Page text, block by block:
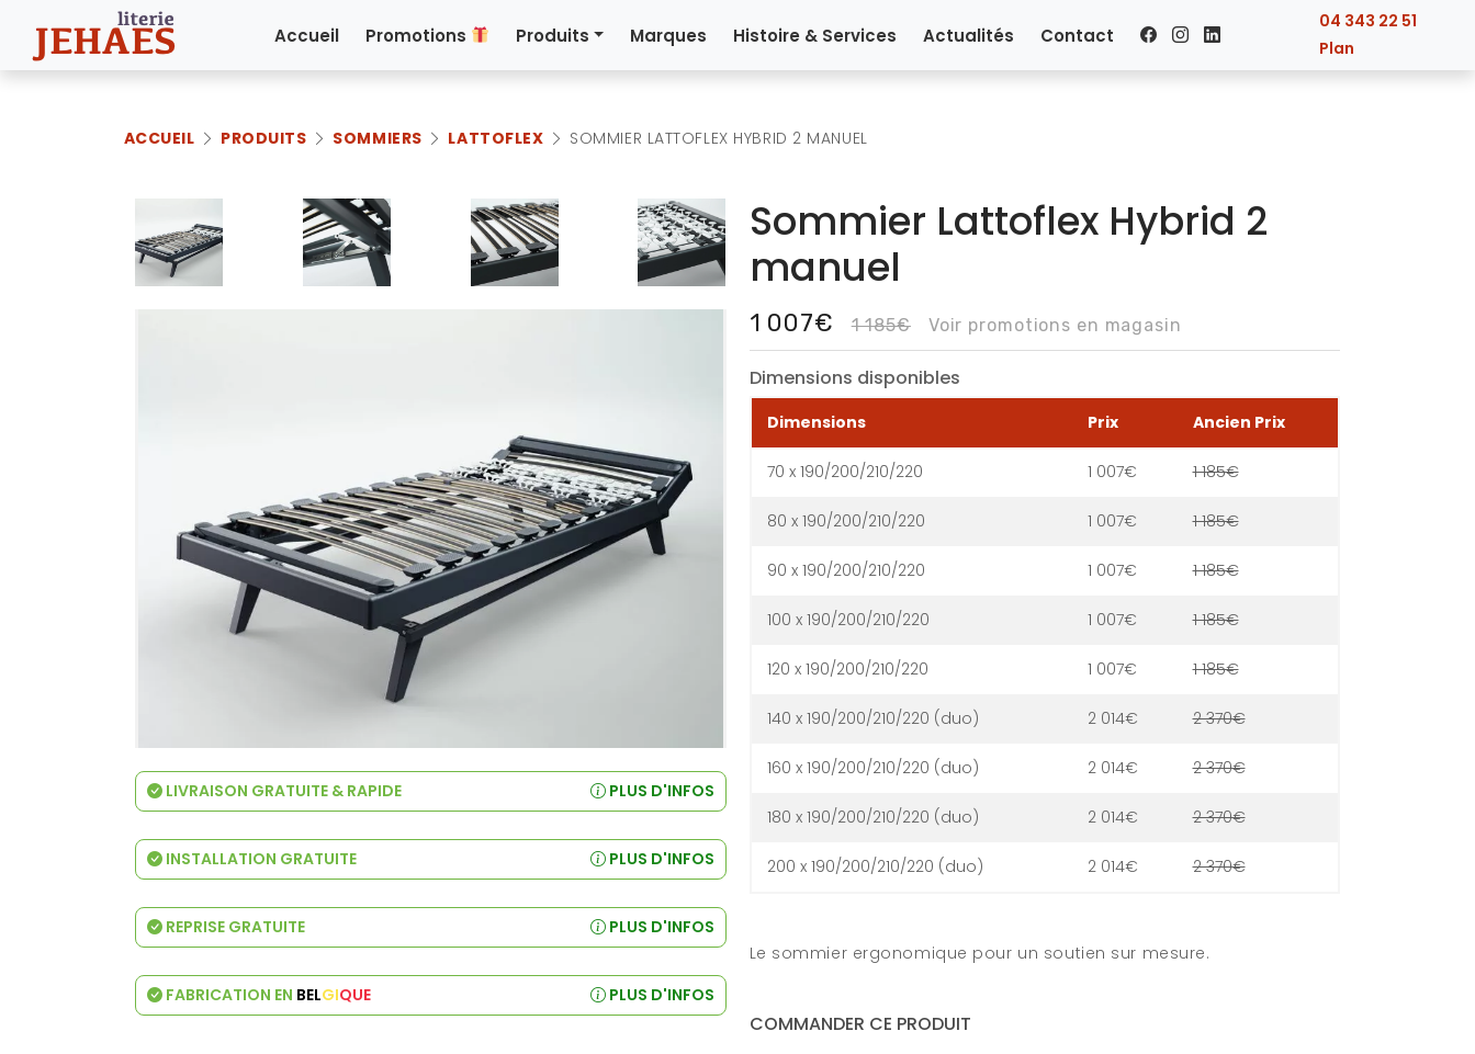
Accueil Promotions Produits Marques Histoire & Services Actualités Contact
04 343 22 51
Plan
ACCUEIL PRODUITS SOMMIERS LATTOFLEX SOMMIER LATTOFLEX HYBRID 2 MANUEL
LIVRAISON GRATUITE & RAPIDE PLUS D'INFOS
INSTALLATION GRATUITE PLUS D'INFOS
REPRISE GRATUITE PLUS D'INFOS
FABRICATION EN BELGIQUE PLUS D'INFOS
Sommier Lattoflex Hybrid 2
manuel
1 007€ 1 185€ Voir promotions en magasin
Dimensions disponibles
Dimensions Prix Ancien Prix
70 x 190/200/210/220 1 007€ 1 185€
80 x 190/200/210/220 1 007€ 1 185€
90 x 190/200/210/220 1 007€ 1 185€
100 x 190/200/210/220 1 007€ 1 185€
120 x 190/200/210/220 1 007€ 1 185€
140 x 190/200/210/220 (duo) 2 014€ 2 370€
160 x 190/200/210/220 (duo) 2 014€ 2 370€
180 x 190/200/210/220 (duo) 2 014€ 2 370€
200 x 190/200/210/220 (duo) 2 014€ 2 370€
Le sommier ergonomique pour un soutien sur mesure.
COMMANDER CE PRODUIT